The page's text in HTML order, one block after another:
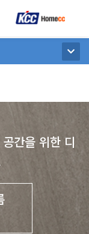
간을 위한 디